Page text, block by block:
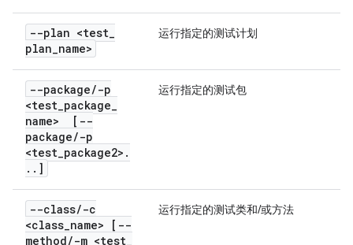
--plan <test_
plan_name>
运行指定的测试计划
--package/-p
<test_package_
name> [--
package/-p
<test_package2> .
. . ]
运行指定的测试包
--class/-c
<class_name> [--
method/-m <test_
运行指定的测试类和/或方法